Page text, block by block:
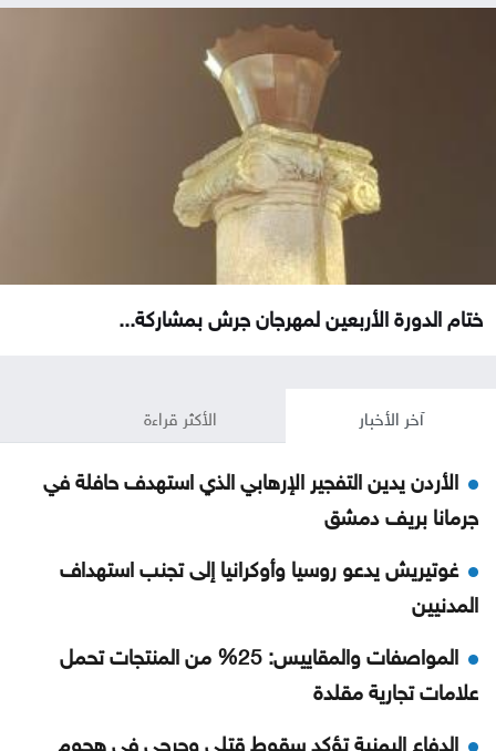
ختام الدورة الأربعين لمهرجان جرش بمشاركة...
آخر الأخبار الأكثر قراءة
الأردن يدين التفجير الإرهابي الذي استهدف حافلة في
جرمانا بريف دمشق
غوتيريش يدعو روسيا وأوكرانيا إلى تجنب استهداف
المدنيين
المواصفات والمقاييس: 25% من المنتجات تحمل
علامات تجارية مقلدة
الدفاع اليمنية تؤكد سقوط قتلى وجرحى في هجوم